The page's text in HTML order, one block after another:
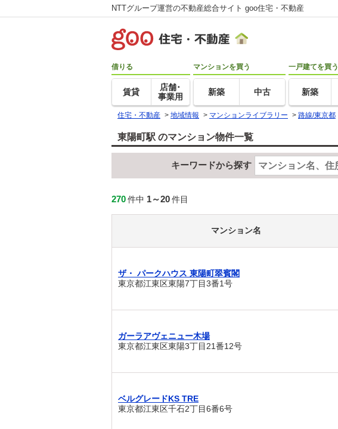
NTTグループ運営の不動産総合サイト goo住宅・不動産
借りる
賃貸
店舗･
事業用
マンションを買う
新築 中古
一戸建てを買う
新築
住宅・不動産 > 地域情報 > マンションライブラリー > 路線/東京都
東陽町駅 のマンション物件一覧
キーワードから探す
270件中 1～20件目
マンション名
ザ・ パークハウス 東陽町翠賓閣
東京都江東区東陽7丁目3番1号
ガーラアヴェニュー木場
東京都江東区東陽3丁目21番12号
ベルグレードKS TRE
東京都江東区千石2丁目6番6号